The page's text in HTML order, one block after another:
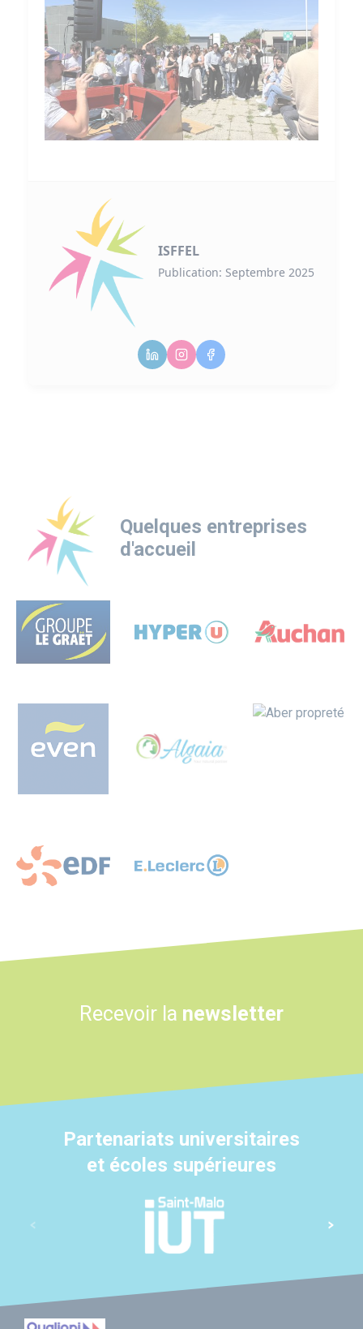
ISFFEL
Publication: Septembre 2025
Quelques entreprises
d'accueil
Logo
Recevoir la newsletter
Partenariats universitaires
et écoles supérieures